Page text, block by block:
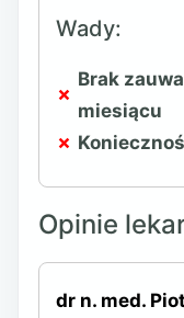
Wady:
Brak
miesiącu
Opinie
dr n. med.